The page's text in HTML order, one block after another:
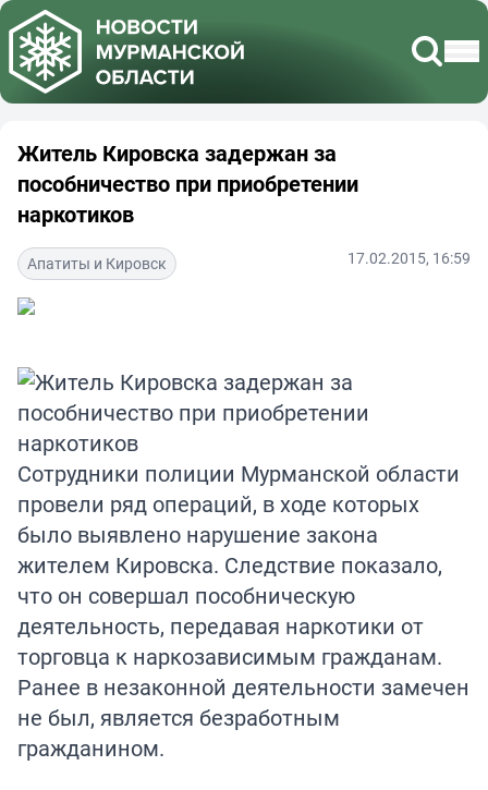
Житель Кировска задержан за
пособничество при приобретении
наркотиков
Апатиты и Кировск 17.02.2015, 16:59
Сотрудники полиции Мурманской области
провели ряд операций, в ходе которых
было выявлено нарушение закона
жителем Кировска. Следствие показало,
что он совершал пособническую
деятельность, передавая наркотики от
торговца к наркозависимым гражданам.
Ранее в незаконной деятельности замечен
не был, является безработным
гражданином.